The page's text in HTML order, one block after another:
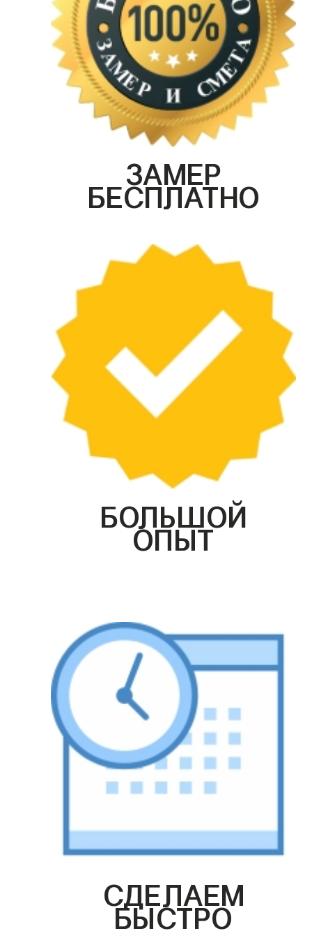
ЗАМЕР
БЕСПЛАТНО
БОЛЬШОЙ
ОПЫТ
СДЕЛАЕМ
БЫСТРО